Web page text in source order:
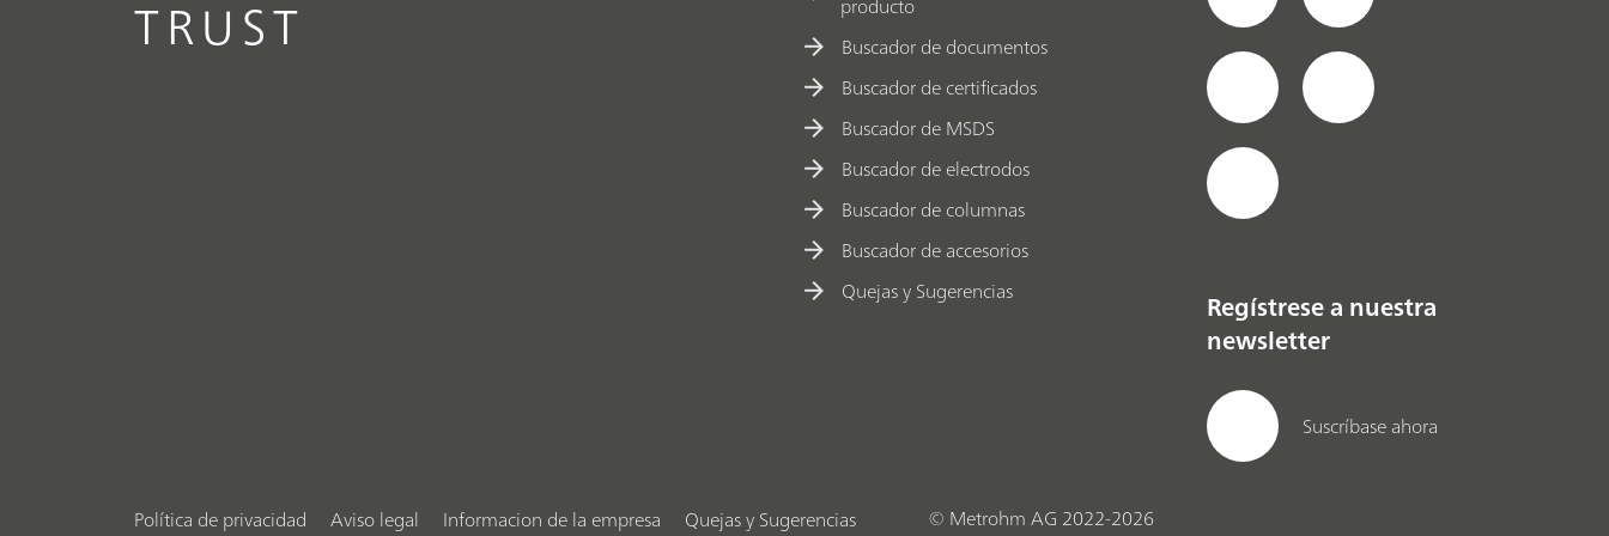
i
i
s
b
á
s
TRUST
Buscador de documentos
Buscador de certificados
Buscador de MSDS
Buscador de electrodos
Buscador de columnas
Buscador de accesorios
Quejas y Sugerencias
Regístrese a nuestra
newsletter
Suscríbase ahora
Política de privacidad Aviso legal Informacion de la empresa Quejas y Sugerencias © Metrohm AG 2022-2026